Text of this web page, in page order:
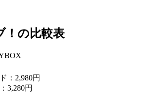
！の比較表
：2,980円
3,280円